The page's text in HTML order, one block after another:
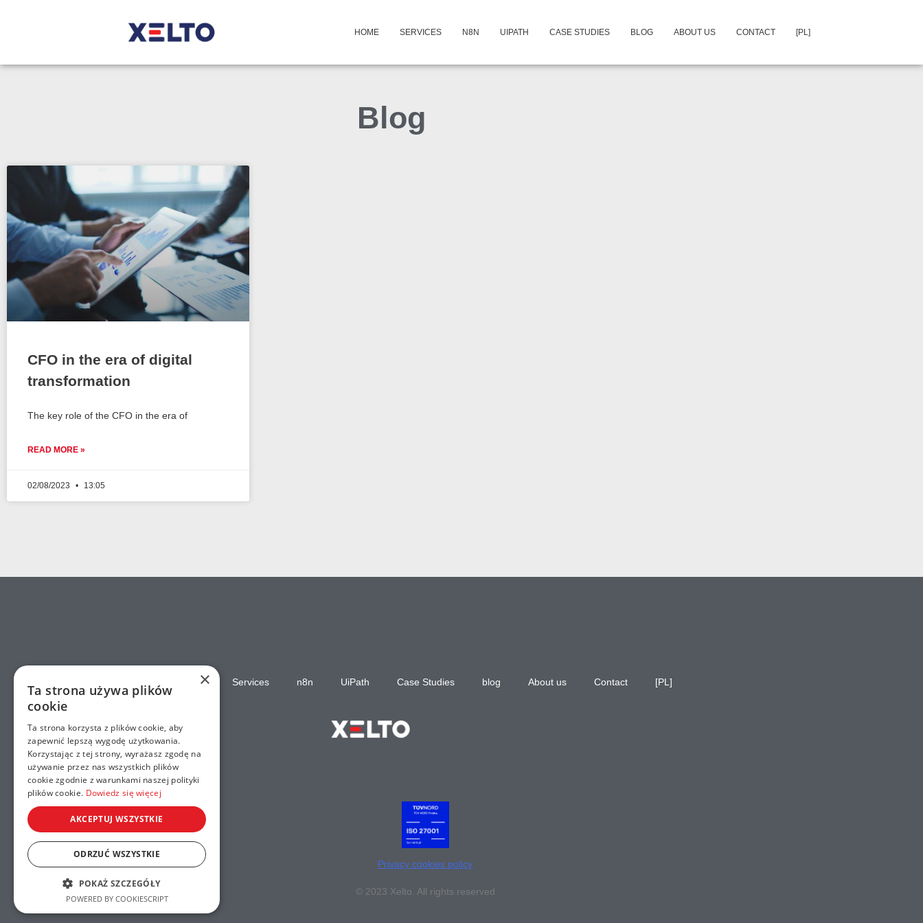
HOME SERVICES N8N UIPATH CASE STUDIES BLOG ABOUT US CONTACT [PL]
Blog
CFO in the era of digital
transformation
The key role of the CFO in the era of
READ MORE »
02/08/2023 13:05
Home Services n8n UiPath Case Studies blog About us Contact [PL]
Privacy cookies policy
© 2023 Xelto. All rights reserved
×
Ta strona używa plików
cookie
Ta strona korzysta z plików cookie, aby
zapewnić lepszą wygodę użytkowania.
Korzystając z tej strony, wyrażasz zgodę na
używanie przez nas wszystkich plików
cookie zgodnie z warunkami naszej polityki
plików cookie. Dowiedz się więcej
AKCEPTUJ WSZYSTKIE
ODRZUĆ WSZYSTKIE
POKAŻ SZCZEGÓŁY
POWERED BY COOKIESCRIPT